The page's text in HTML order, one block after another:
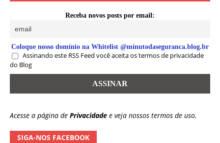
Receba novos posts por email:
Coloque nosso domínio na Whitelist @minutodaseguranca.blog.br
Assinando este RSS Feed você aceita os termos de privacidade
do Blog
Acesse a página de Privacidade e veja nossos termos de uso.
SIGA-NOS FACEBOOK